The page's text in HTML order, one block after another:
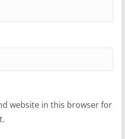
website in this browser for